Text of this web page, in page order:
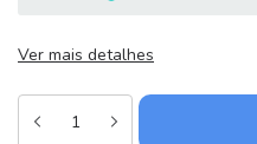
Ver mais detalhes